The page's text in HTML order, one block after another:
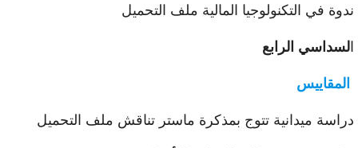
في التكنولوجيا المالية ملف التحميل
الرابع
ميدانية تتوج بمذكرة ماستر تناقش ملف التحميل